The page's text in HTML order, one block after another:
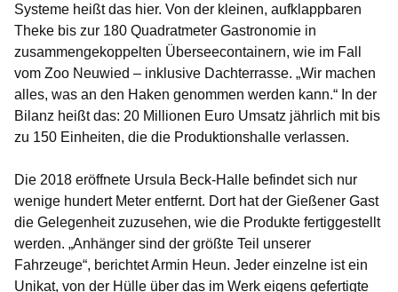
Systeme heißt das hier. Von der kleinen, aufklappbaren
Theke bis zur 180 Quadratmeter Gastronomie in
zusammengekoppelten Überseecontainern, wie im Fall
vom Zoo Neuwied – inklusive Dachterrasse. „Wir machen
alles, was an den Haken genommen werden kann.“ In der
Bilanz heißt das: 20 Millionen Euro Umsatz jährlich mit bis
zu 150 Einheiten, die die Produktionshalle verlassen.
Die 2018 eröffnete Ursula Beck-Halle befindet sich nur
wenige hundert Meter entfernt. Dort hat der Gießener Gast
die Gelegenheit zuzusehen, wie die Produkte fertiggestellt
werden. „Anhänger sind der größte Teil unserer
Fahrzeuge“, berichtet Armin Heun. Jeder einzelne ist ein
Unikat, von der Hülle über das im Werk eigens gefertigte